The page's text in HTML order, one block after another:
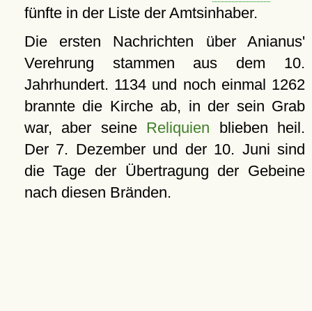
fünfte in der Liste der Amtsinhaber.
Die ersten Nachrichten über Anianus'
Verehrung stammen aus dem 10.
Jahrhundert. 1134 und noch einmal 1262
brannte die Kirche ab, in der sein Grab
war, aber seine Reliquien blieben heil.
Der 7. Dezember und der 10. Juni sind
die Tage der Übertragung der Gebeine
nach diesen Bränden.